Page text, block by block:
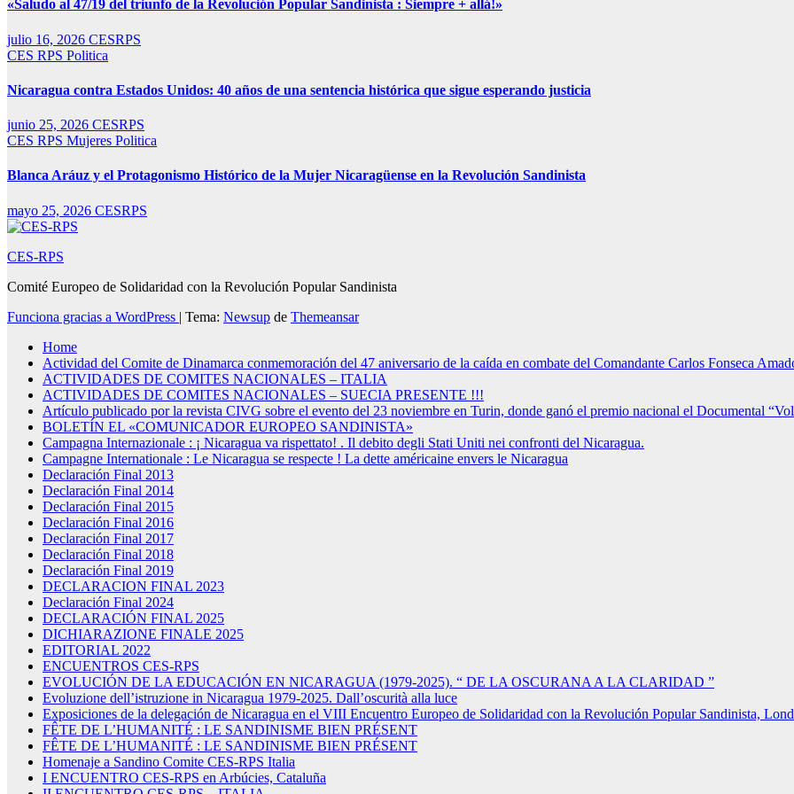
«Saludo al 47/19 del triunfo de la Revolución Popular Sandinista : Siempre + allá!»
julio 16, 2026 CESRPS
CES RPS Politica
Nicaragua contra Estados Unidos: 40 años de una sentencia histórica que sigue esperando justicia
junio 25, 2026 CESRPS
CES RPS Mujeres Politica
Blanca Aráuz y el Protagonismo Histórico de la Mujer Nicaragüense en la Revolución Sandinista
mayo 25, 2026 CESRPS
CES-RPS
Comité Europeo de Solidaridad con la Revolución Popular Sandinista
Funciona gracias a WordPress | Tema: Newsup de Themeansar
Home
Actividad del Comite de Dinamarca conmemoración del 47 aniversario de la caída en combate del Comandante Carlos Fonseca
ACTIVIDADES DE COMITES NACIONALES – ITALIA
ACTIVIDADES DE COMITES NACIONALES – SUECIA PRESENTE !!!
Artículo publicado por la revista CIVG sobre el evento del 23 noviembre en Turin, donde ganó el premio nacional el Documental
BOLETÍN EL «COMUNICADOR EUROPEO SANDINISTA»
Campagna Internazionale : ¡ Nicaragua va rispettato! . Il debito degli Stati Uniti nei confronti del Nicaragua.
Campagne Internationale : Le Nicaragua se respecte ! La dette américaine envers le Nicaragua
Declaración Final 2013
Declaración Final 2014
Declaración Final 2015
Declaración Final 2016
Declaración Final 2017
Declaración Final 2018
Declaración Final 2019
DECLARACION FINAL 2023
Declaración Final 2024
DECLARACIÓN FINAL 2025
DICHIARAZIONE FINALE 2025
EDITORIAL 2022
ENCUENTROS CES-RPS
EVOLUCIÓN DE LA EDUCACIÓN EN NICARAGUA (1979-2025). “ DE LA OSCURANA A LA CLARIDAD ”
Evoluzione dell’istruzione in Nicaragua 1979-2025. Dall’oscurità alla luce
Exposiciones de la delegación de Nicaragua en el VIII Encuentro Europeo de Solidaridad con la Revolución Popular Sandinista,
FÊTE DE L’HUMANITÉ : LE SANDINISME BIEN PRÉSENT
FÊTE DE L’HUMANITÉ : LE SANDINISME BIEN PRÉSENT
Homenaje a Sandino Comite CES-RPS Italia
I ENCUENTRO CES-RPS en Arbúcies, Cataluña